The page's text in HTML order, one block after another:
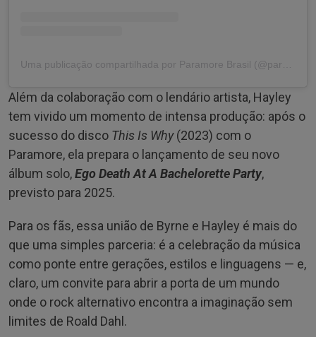
Além da colaboração com o lendário artista, Hayley
tem vivido um momento de intensa produção: após o
sucesso do disco This Is Why(2023) com o
Paramore, ela prepara o lançamento de seu novo
álbum solo,Ego Death At A Bachelorette Party,
previsto para 2025.
Para os fãs, essa união de Byrne e Hayley é mais do
que uma simples parceria: é a celebração da música
como ponte entre gerações, estilos e linguagens — e,
claro, um convite para abrir a porta de um mundo
onde o rock alternativo encontra a imaginação sem
limites de Roald Dahl.